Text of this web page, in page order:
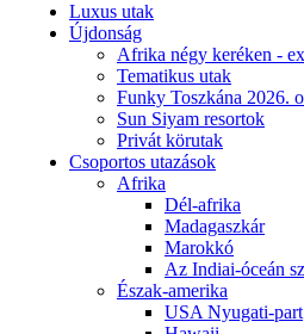
Luxus utak
Újdonság
Afrika négy keréken -
Tematikus utak
Funky Toszkána 2026.
Sun Siyam resortok
Privát körutak
Csoportos utazások
Afrika
Dél-afrika
Madagaszkár
Marokkó
Az Indiai-óceán
Észak-amerika
USA Nyugati-part